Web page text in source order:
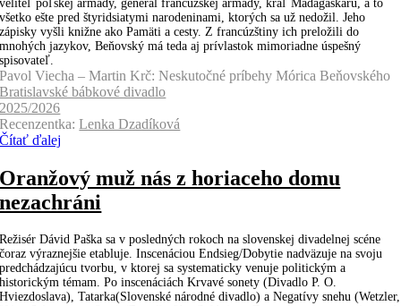
veliteľ poľskej armády, generál francúzskej armády, kráľ Madagaskaru, a to
všetko ešte pred štyridsiatymi narodeninami, ktorých sa už nedožil. Jeho
zápisky vyšli knižne ako Pamäti a cesty. Z francúzštiny ich preložili do
mnohých jazykov, Beňovský má teda aj prívlastok mimoriadne úspešný
spisovateľ.
Pavol Viecha – Martin Krč: Neskutočné príbehy Mórica Beňovského
Bratislavské bábkové divadlo
2025/2026
Recenzentka:Lenka Dzadíková
Čítať ďalej
Oranžový muž nás z horiaceho domu
nezachráni
Režisér Dávid Paška sa v posledných rokoch na slovenskej divadelnej scéne
čoraz výraznejšie etabluje. Inscenáciou Endsieg/Dobytie nadväzuje na svoju
predchádzajúcu tvorbu, v ktorej sa systematicky venuje politickým a
historickým témam. Po inscenáciách Krvavé sonety (Divadlo P. O.
Hviezdoslava), Tatarka(Slovenské národné divadlo) a Negatívy snehu (Wetzler,